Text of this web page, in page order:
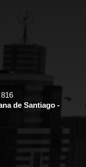
de Santiago -